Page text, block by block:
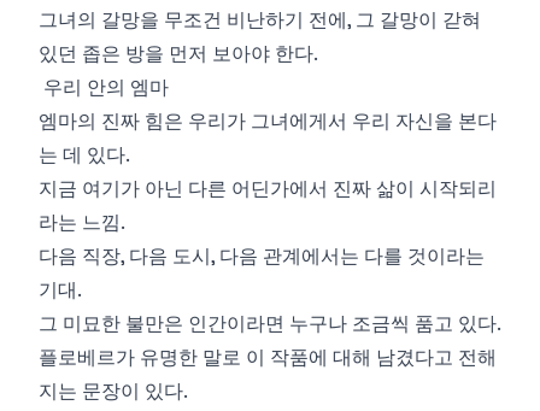
그녀의 갈망을 무조건 비난하기 전에, 그 갈망이 갇혀
있던 좁은 방을 먼저 보아야 한다.
우리 안의 엠마
엠마의 진짜 힘은 우리가 그녀에게서 우리 자신을 본다
는 데 있다.
지금 여기가 아닌 다른 어딘가에서 진짜 삶이 시작되리
라는 느낌.
다음 직장, 다음 도시, 다음 관계에서는 다를 것이라는
기대.
그 미묘한 불만은 인간이라면 누구나 조금씩 품고 있다.
플로베르가 유명한 말로 이 작품에 대해 남겼다고 전해
지는 문장이 있다.